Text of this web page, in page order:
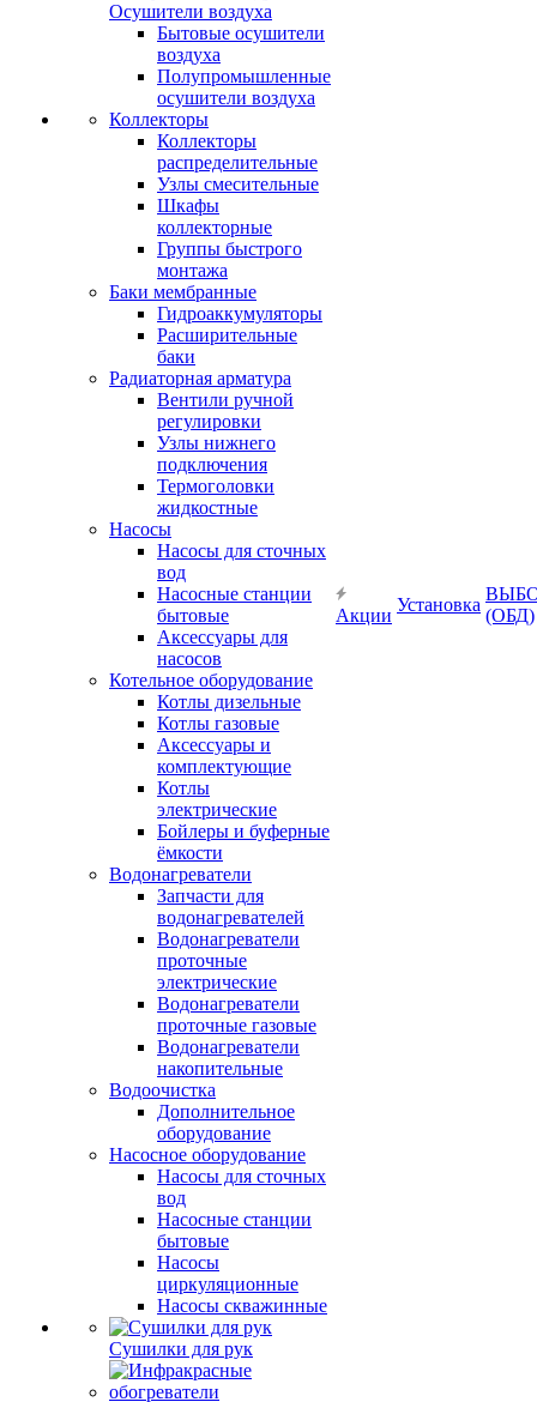
Осушители воздуха
Бытовые осушители
воздуха
Полупромышленные
осушители воздуха
Коллекторы
Коллекторы
распределительные
Узлы смесительные
Шкафы
коллекторные
Группы быстрого
монтажа
Баки мембранные
Гидроаккумуляторы
Расширительные
баки
Радиаторная арматура
Вентили ручной
регулировки
Узлы нижнего
подключения
Термоголовки
жидкостные
Насосы
Насосы для сточных
вод
Насосные станции
бытовые
Аксессуары для
насосов
Котельное оборудование
Котлы дизельные
Котлы газовые
Аксессуары и
комплектующие
Котлы
электрические
Бойлеры и буферные
ёмкости
Водонагреватели
Запчасти для
водонагревателей
Водонагреватели
проточные
электрические
Водонагреватели
проточные газовые
Водонагреватели
накопительные
Водоочистка
Дополнительное
оборудование
Насосное оборудование
Насосы для сточных
вод
Насосные станции
бытовые
Насосы
циркуляционные
Насосы скважинные
Сушилки для рук
Акции
Установка
(ОБД)